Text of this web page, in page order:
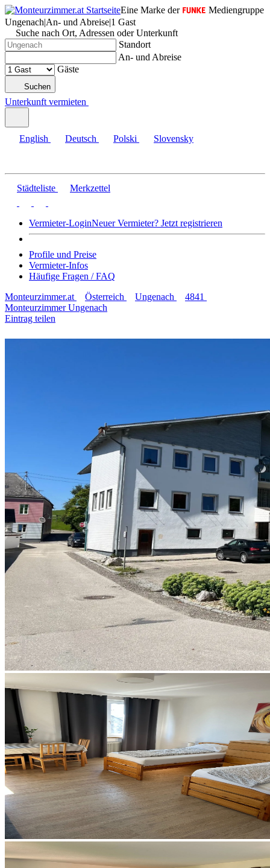
Eine Marke der
Mediengruppe
Ungenach|An- und Abreise|1 Gast
Suche nach Ort, Adressen oder Unterkunft
Standort
An- und Abreise
Gäste
Suchen
Unterkunft vermieten
English Deutsch Polski Slovensky
Städteliste Merkzettel
Vermieter-LoginNeuer Vermieter? Jetzt registrieren
Profile und Preise
Vermieter-Infos
Häufige Fragen / FAQ
Monteurzimmer.at
Österreich Ungenach
4841
Monteurzimmer Ungenach
Eintrag teilen